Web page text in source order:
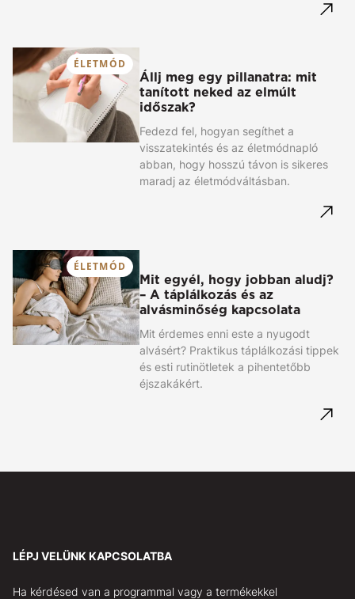
ÉLETMÓD
Állj meg egy pillanatra: mit
tanított neked az elmúlt
időszak?
Fedezd fel, hogyan segíthet a
visszatekintés és az életmódnapló
abban, hogy hosszú távon is sikeres
maradj az életmódváltásban.
ÉLETMÓD
Mit egyél, hogy jobban aludj?
– A táplálkozás és az
alvásminőség kapcsolata
Mit érdemes enni este a nyugodt
alvásért? Praktikus táplálkozási tippek
és esti rutinötletek a pihentetőbb
éjszakákért.
LÉPJ VELÜNK KAPCSOLATBA
Ha kérdésed van a programmal vagy a termékekkel